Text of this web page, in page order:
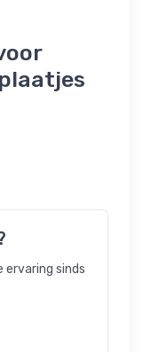
ervaring sinds